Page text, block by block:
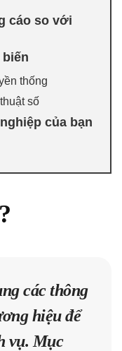
cáo so với
biến
thống
số
của bạn
các thông
hiệu để
vụ. Mục